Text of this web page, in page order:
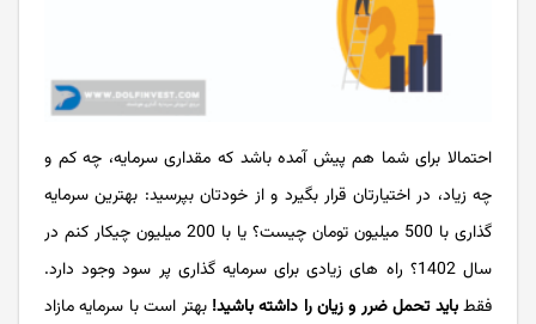
احتمالا برای شما هم پیش آمده باشد که مقداری سرمایه، چه کم و
چه زیاد، در اختیارتان قرار بگیرد و از خودتان بپرسید: بهترین سرمایه
گذاری با 500 میلیون تومان چیست؟ یا با 200 میلیون چیکار کنم در
سال 1402؟ راه های زیادی برای سرمایه گذاری پر سود وجود دارد.
فقطباید تحمل ضرر و زیان را داشته باشید! بهتر است با سرمایه مازاد